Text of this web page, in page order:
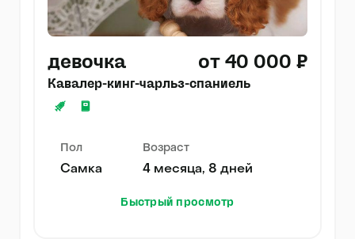
девочка от 40 000 ₽
Кавалер-кинг-чарльз-спаниель
Пол
Самка
Возраст
4 месяца, 8 дней
Быстрый просмотр